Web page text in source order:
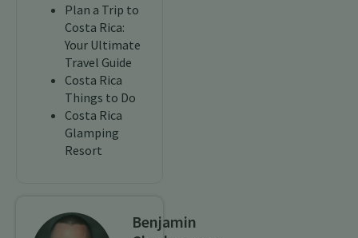
Plan a Trip to
Costa Rica:
Your Ultimate
Travel Guide
Costa Rica
Things to Do
Costa Rica
Glamping
Resort
Benjamin